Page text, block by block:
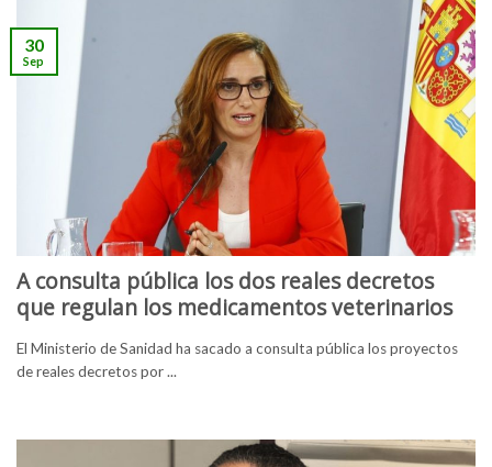
A consulta pública los dos reales decretos
que regulan los medicamentos veterinarios
El Ministerio de Sanidad ha sacado a consulta pública los proyectos
de reales decretos por ...
30
Sep